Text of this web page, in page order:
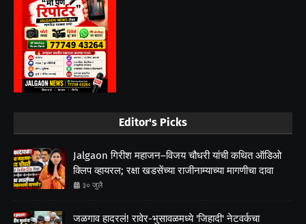
Editor's Picks
Jalgaon गिरीश महाजन–विजय चौधरी यांची कथित ऑडिओ
क्लिप व्हायरल; रक्षा खडसेंच्या राजीनाम्याच्या मागणीचा दावा
३० जुलै
जळगाव हादरलं! रावेर-भुसावळमध्ये 'जिहादी' नेटवर्कचा